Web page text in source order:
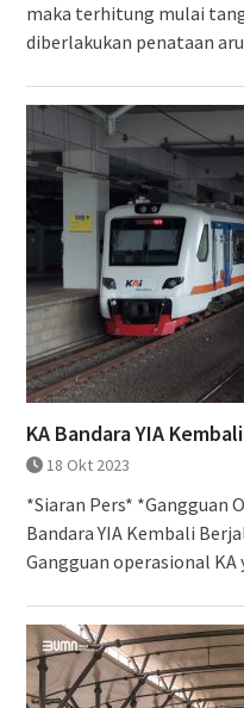
maka terhitung mulai
diberlakukan penataan
KA Bandara YIA
18 Okt 2023
*Siaran Pers* *Gangguan
Bandara YIA Kembali
Gangguan operasional KA